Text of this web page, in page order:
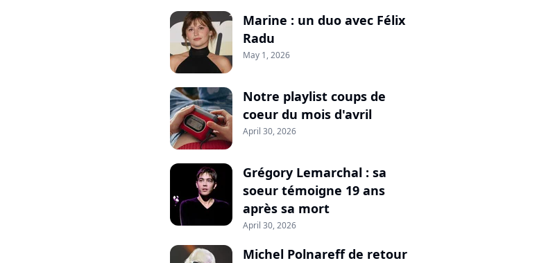
Marine : un duo avec Félix
Radu
May 1, 2026
Notre playlist coups de
coeur du mois d'avril
April 30, 2026
Grégory Lemarchal : sa
soeur témoigne 19 ans
après sa mort
April 30, 2026
Michel Polnareff de retour